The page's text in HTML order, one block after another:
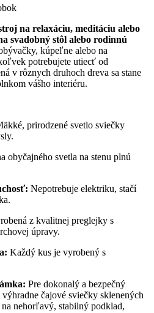
na relaxáciu, meditáciu alebo
svadobný stôl alebo rodinnú
kúpeľne alebo na
potrebujete utiecť od
v rôznych druhoch dreva sa stane
vášho interiéru.
prirodzené svetlo sviečky
obyčajného svetla na stenu plnú
Nepotrebuje elektriku, stačí
z kvalitnej preglejky s
úpravy.
Každý kus je vyrobený s
Pre dokonalý a bezpečný
čajové sviečky sklenených
nehorľavý, stabilný podklad,